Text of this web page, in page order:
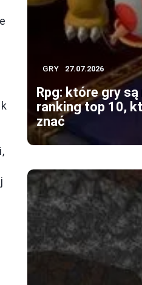
GRY 27.07.2026
Rpg: które gry
ranking top 10,
znać